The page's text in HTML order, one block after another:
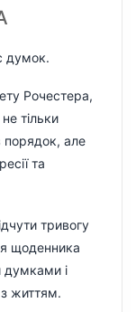
думок.
Рочестера,
тільки
порядок, але
та
тривогу
щоденника
думками і
життям.